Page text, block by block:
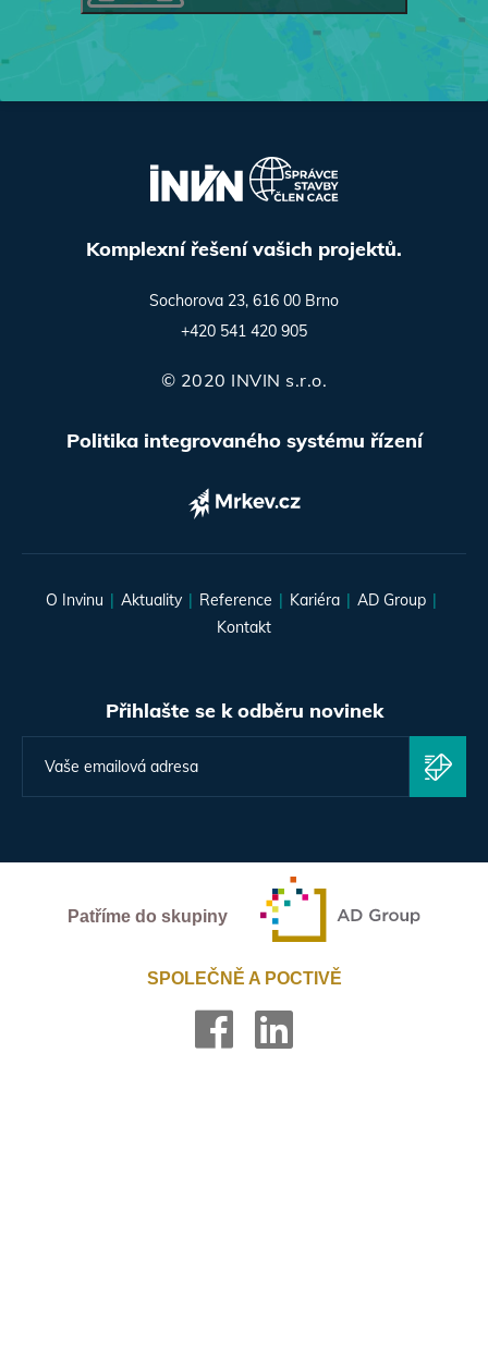
Komplexní řešení vašich projektů.
Sochorova 23, 616 00 Brno
+420 541 420 905
© 2020 INVIN s.r.o.
Politika integrovaného systému řízení
O Invinu Aktuality Reference Kariéra
AD Group
Kontakt
Přihlašte se k odběru novinek
Patříme do skupiny
SPOLEČNĚ A POCTIVĚ